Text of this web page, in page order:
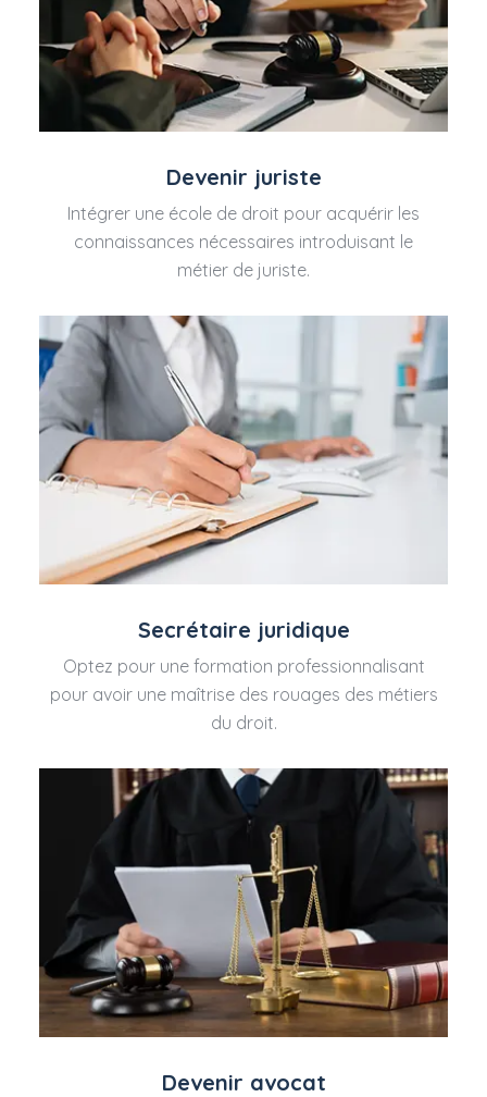
Devenir juriste
Intégrer une école de droit pour acquérir les
connaissances nécessaires introduisant le
métier de juriste.
Secrétaire juridique
Optez pour une formation professionnalisant
pour avoir une maîtrise des rouages des métiers
du droit.
Devenir avocat